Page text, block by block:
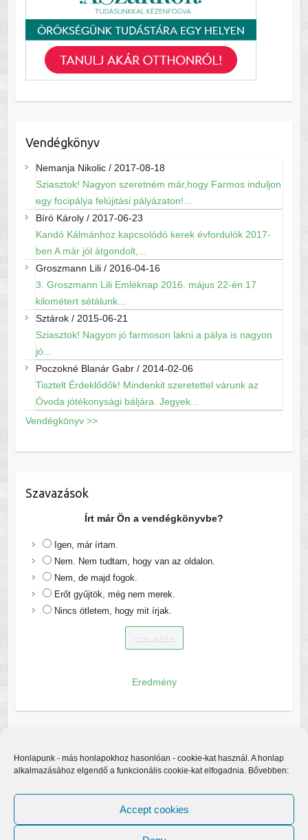
Honlapunk - más honlapokhoz hasonlóan - cookie-kat használ. A honlap
alkalmazásához elgendő a funkcionális cookie-kat elfogadnia. Bővebben:
Accept cookies
Vendégkönyv
Nemanja Nikolic/ 2017-08-18
Sziasztok! Nagyon szeretném már,hogy Farmos induljon
egy focipálya felújitási pályázaton!...
Bíró Károly/ 2017-06-23
Kandó Kálmánhoz kapcsolódó kerek évfordulók 2017-
ben A már jól átgondolt,...
Groszmann Lili/ 2016-04-16
3. Groszmann Lili Emléknap 2016. május 22-én 17
kilométert sétálunk...
Sztárok/ 2015-06-21
Sziasztok! Nagyon jó farmoson lakni a pálya is nagyon
jó...
Poczokné Blanár Gabr/ 2014-02-06
Tisztelt Érdeklődők! Mindenkit szeretettel várunk az
Óvoda jótékonysági báljára. Jegyek...
Vendégkönyv >>
Szavazások
Írt már Ön a vendégkönyvbe?
Igen, már írtam.
Nem. Nem tudtam, hogy van az oldalon.
Nem, de majd fogok.
Erőt gyűjtök, még nem merek.
Nincs ötletem, hogy mit írjak.
Eredmény